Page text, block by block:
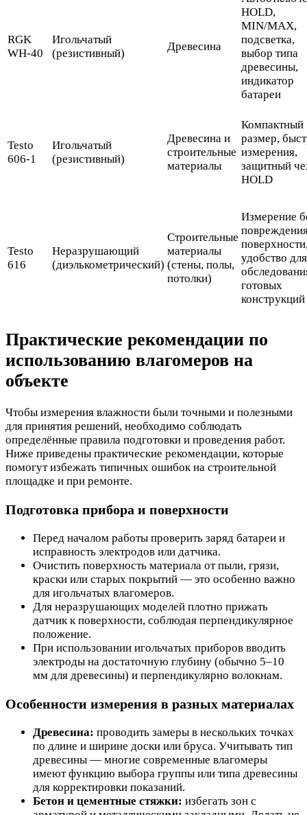
RGK
WH-40
Игольчатый
(резистивный)
Древесина
HOLD,
MIN/MAX,
подсветка,
выбор типа
древесины,
индикатор
батареи
Testo
606-1
Игольчатый
(резистивный)
Древесина и
строительные
материалы
Компактный
размер,
измерения,
защитный
HOLD
Testo
616
Неразрушающий
(диэлькометрический)
Строительные
материалы
(стены, полы,
потолки)
Измерение
удобство для
готовых
конструкций
Практические рекомендации по
использованию влагомеров на
объекте
Чтобы измерения влажности были точными и полезными
для принятия решений, необходимо соблюдать
определённые правила подготовки и проведения работ.
Ниже приведены практические рекомендации, которые
помогут избежать типичных ошибок на строительной
площадке и при ремонте.
Подготовка прибора и поверхности
Перед началом работы проверить заряд батареи и
исправность электродов или датчика.
Очистить поверхность материала от пыли, грязи,
краски или старых покрытий — это особенно важно
для игольчатых влагомеров.
Для неразрушающих моделей плотно прижать
датчик к поверхности, соблюдая перпендикулярное
положение.
При использовании игольчатых приборов вводить
электроды на достаточную глубину (обычно 5–10
мм для древесины) и перпендикулярно волокнам.
Особенности измерения в разных материалах
Древесина: проводить замеры в нескольких точках
по длине и ширине доски или бруса. Учитывать тип
древесины — многие современные влагомеры
имеют функцию выбора группы или типа древесины
для корректировки показаний.
Бетон и цементные стяжки: избегать зон с